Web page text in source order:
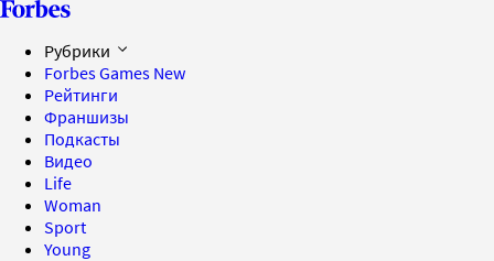
Рубрики
Forbes Games New
Рейтинги
Франшизы
Подкасты
Видео
Life
Woman
Sport
Young